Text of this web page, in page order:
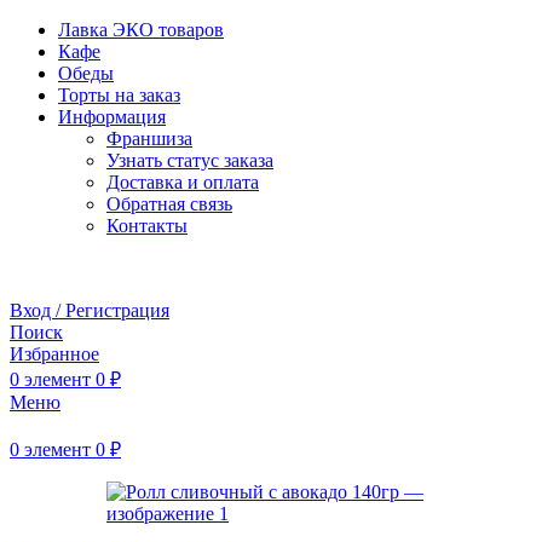
Лавка ЭКО товаров
Кафе
Обеды
Торты на заказ
Информация
Франшиза
Узнать статус заказа
Доставка и оплата
Обратная связь
Контакты
Вход / Регистрация
Поиск
Избранное
0 элемент 0 ₽
Меню
0 элемент 0 ₽